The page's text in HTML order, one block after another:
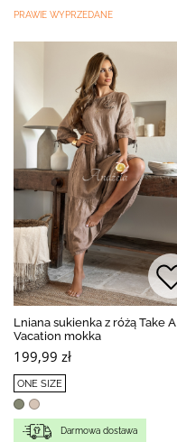
PRAWIE WYPRZEDANE
Lniana sukienka z różą Take A
Vacation mokka
199,99 zł
ONE SIZE
Darmowa dostawa